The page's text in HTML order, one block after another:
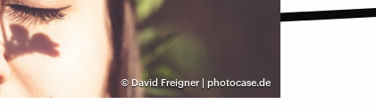
© David Freigner | photocase.de